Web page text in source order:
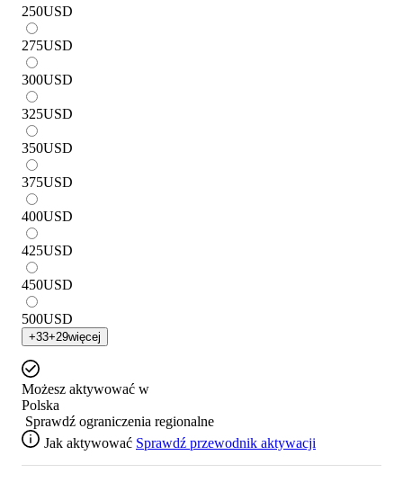
250USD
275USD
300USD
325USD
350USD
375USD
400USD
425USD
450USD
500USD
+33+29więcej
Możesz aktywować w
Polska
Sprawdź ograniczenia regionalne
Jak aktywować Sprawdź przewodnik aktywacji